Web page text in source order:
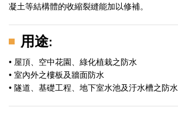
凝土等結構體的收縮裂縫能加以修補。
用途:
• 屋頂、空中花園、綠化植栽之防水
• 室內外之樓板及牆面防水
• 隧道、基礎工程、地下室水池及汙水槽之防水